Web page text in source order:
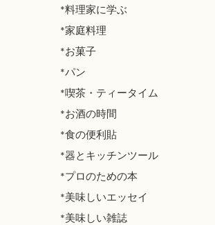
*料理家に学ぶ
*家庭料理
*お菓子
*パン
*喫茶・ティータイム
*お酒の時間
*食の便利貼
*器とキッチンツール
*プロのための本
*美味しいエッセイ
*美味しい雑誌